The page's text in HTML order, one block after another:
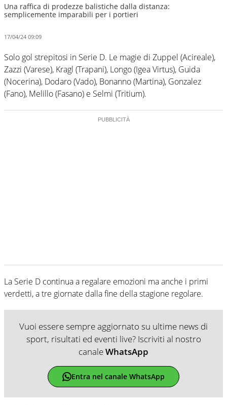
Una raffica di prodezze balistiche dalla distanza:
semplicemente imparabili per i portieri
17/04/24 09:09
Solo gol strepitosi in Serie D. Le magie di Zuppel (Acireale),
Zazzi (Varese), Kragl (Trapani), Longo (Igea Virtus), Guida
(Nocerina), Dodaro (Vado), Bonanno (Martina), Gonzalez
(Fano), Melillo (Fasano) e Selmi (Tritium).
La Serie D continua a regalare emozioni ma anche i primi
verdetti, a tre giornate dalla fine della stagione regolare.
Vuoi essere sempre aggiornato su ultime news di
sport, risultati ed eventi live? Iscriviti al nostro
canaleWhatsApp
Entra nel canale WhatsApp